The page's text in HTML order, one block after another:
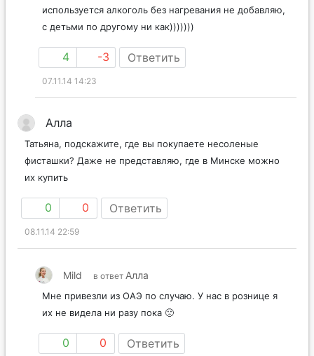
используется алкоголь без нагревания не добавляю,
с детьми по другому ни как)))))))
4 -3 Ответить
07.11.14 14:23
Алла
Татьяна, подскажите, где вы покупаете несоленые
фисташки? Даже не представляю, где в Минске можно
их купить
0 0 Ответить
08.11.14 22:59
Mild в ответ Алла
Мне привезли из ОАЭ по случаю. У нас в рознице я
их не видела ни разу пока 🙁
0 0 Ответить